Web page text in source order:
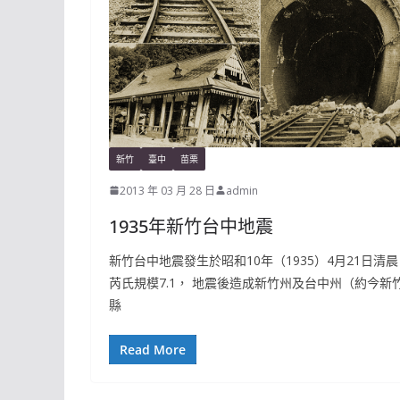
新竹 臺中 苗栗
2013 年 03 月 28 日 admin
1935年新竹台中地震
新竹台中地震發生於昭和10年（1935）4月21日清
芮氏規模7.1， 地震後造成新竹州及台中州（約今新
縣
Read More